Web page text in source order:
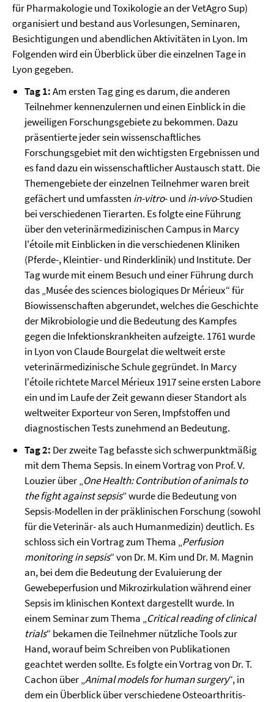
für Pharmakologie und Toxikologie an der VetAgro Sup)
organisiert und bestand aus Vorlesungen, Seminaren,
Besichtigungen und abendlichen Aktivitäten in Lyon. Im
Folgenden wird ein Überblick über die einzelnen Tage in
Lyon gegeben.
Tag 1:Am ersten Tag ging es darum, die anderen
Teilnehmer kennenzulernen und einen Einblick in die
jeweiligen Forschungsgebiete zu bekommen. Dazu
präsentierte jeder sein wissenschaftliches
Forschungsgebiet mit den wichtigsten Ergebnissen und
es fand dazu ein wissenschaftlicher Austausch statt. Die
Themengebiete der einzelnen Teilnehmer waren breit
gefächert und umfassten in-vitro- und in-vivo-Studien
bei verschiedenen Tierarten. Es folgte eine Führung
über den veterinärmedizinischen Campus in Marcy
l'étoile mit Einblicken in die verschiedenen Kliniken
(Pferde-, Kleintier- und Rinderklinik) und Institute. Der
Tag wurde mit einem Besuch und einer Führung durch
das „Musée des sciences biologiques Dr Mérieux“ für
Biowissenschaften abgerundet, welches die Geschichte
der Mikrobiologie und die Bedeutung des Kampfes
gegen die Infektionskrankheiten aufzeigte. 1761 wurde
in Lyon von Claude Bourgelat die weltweit erste
veterinärmedizinische Schule gegründet. In Marcy
l'étoile richtete Marcel Mérieux 1917 seine ersten Labore
ein und im Laufe der Zeit gewann dieser Standort als
weltweiter Exporteur von Seren, Impfstoffen und
diagnostischen Tests zunehmend an Bedeutung.
Tag 2: Der zweite Tag befasste sich schwerpunktmäßig
mit dem Thema Sepsis. In einem Vortrag von Prof. V.
Louzier über „One Health: Contribution of animals to
the fight against sepsis” wurde die Bedeutung von
Sepsis-Modellen in der präklinischen Forschung (sowohl
für die Veterinär- als auch Humanmedizin) deutlich. Es
schloss sich ein Vortrag zum Thema „Perfusion
monitoring in sepsis“ von Dr. M. Kim und Dr. M. Magnin
an, bei dem die Bedeutung der Evaluierung der
Gewebeperfusion und Mikrozirkulation während einer
Sepsis im klinischen Kontext dargestellt wurde. In
einem Seminar zum Thema „Critical reading of clinical
trials“ bekamen die Teilnehmer nützliche Tools zur
Hand, worauf beim Schreiben von Publikationen
geachtet werden sollte. Es folgte ein Vortrag von Dr. T.
Cachon über „Animal models for human surgery“, in
dem ein Überblick über verschiedene Osteoarthritis-